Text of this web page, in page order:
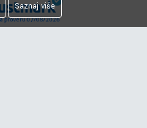
Saznaj više